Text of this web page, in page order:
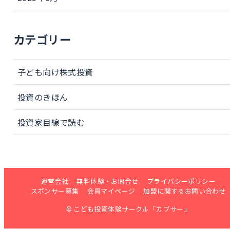
カテゴリー
子ども向け株式投資
投資のきほん
投資家目線で読む
運営会社 無料体験・お問合せ
プライバシーポリシー
スポンサー募集
会員マイページ
加盟に関するお問い合わせ
© こども投資体験サークル「カブサー」